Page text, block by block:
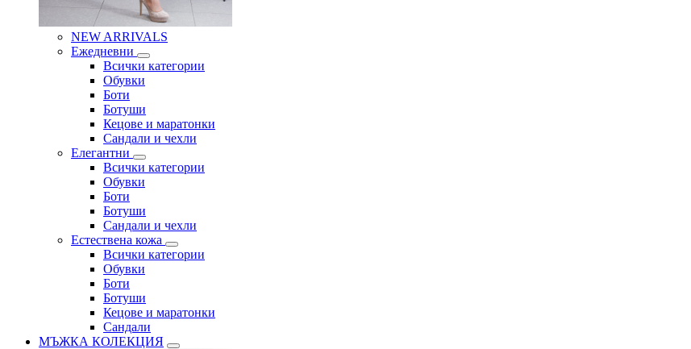
NEW ARRIVALS
Ежедневни
Всички категории
Обувки
Боти
Ботуши
Кецове и маратонки
Сандали и чехли
Елегантни
Всички категории
Обувки
Боти
Ботуши
Сандали и чехли
Естествена кожа
Всички категории
Обувки
Боти
Ботуши
Кецове и маратонки
Сандали
МЪЖКА КОЛЕКЦИЯ